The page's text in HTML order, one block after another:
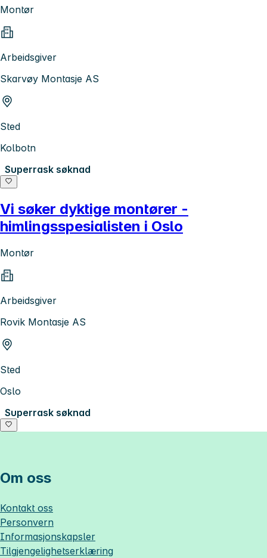
Montør
Arbeidsgiver
Skarvøy Montasje AS
Sted
Kolbotn
Superrask søknad
Vi søker dyktige montører -
himlingsspesialisten i Oslo
Montør
Arbeidsgiver
Rovik Montasje AS
Sted
Oslo
Superrask søknad
Om oss
Kontakt oss
Personvern
Informasjonskapsler
Tilgjengelighetserklæring